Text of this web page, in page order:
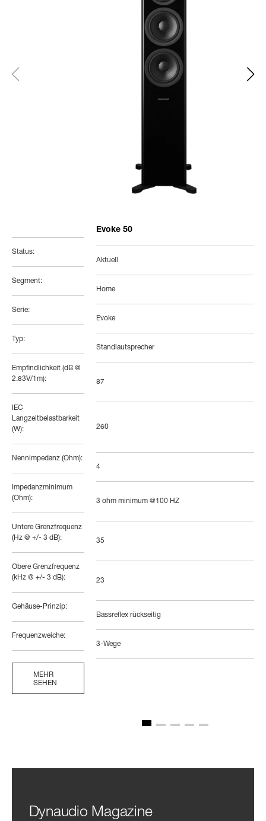
Status:
Segment:
Serie:
Typ:
Empfindlichkeit (dB @
2.83V/1m):
IEC
Langzeitbelastbarkeit
(W):
Nennimpedanz (Ohm):
Impedanzminimum
(Ohm):
Untere Grenzfrequenz
(Hz @ +/- 3 dB):
Obere Grenzfrequenz
(kHz @ +/- 3 dB):
Gehäuse-Prinzip:
Frequenzweiche:
MEHR
SEHEN
Evoke 50
Aktuell
Home
Evoke
Standlautsprecher
87
260
4
3 ohm minimum @100 HZ
35
23
Bassreflex rückseitig
3-Wege
Dynaudio Magazine